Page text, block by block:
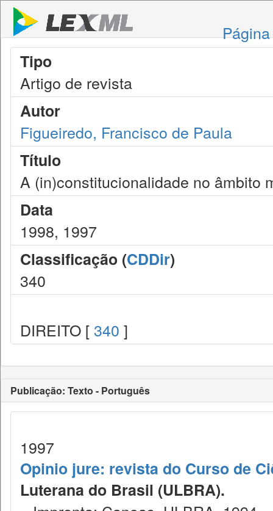
Tipo
Artigo de revista
Autor
Figueiredo, Francisco de Paula
Título
A (in)constitucionalidade no âmbito
Data
1998, 1997
Classificação (CDDir)
340
DIREITO [ 340 ]
Publicação: Texto - Português
1997
Opinio jure: revista do Curso de
Luterana do Brasil (ULBRA).